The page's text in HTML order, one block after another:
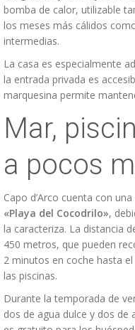
bomba de calor, utilizable
los meses más cálidos
intermedias.
La casa es especialmente
la entrada privada es
marquesina permite
Mar,
a pocos
Capo d’Arco cuenta con
«Playa del Cocodrilo»,
la caracteriza. La distancia
450 metros, que pueden
2 minutos en coche hasta
las piscinas.
Durante la temporada de
dos de agua dulce y dos de